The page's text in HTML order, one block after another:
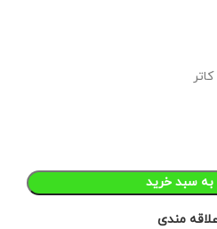
به سبد خرید
مندی